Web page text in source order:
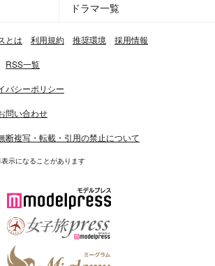
ドラマ一覧
とは 利用規約 推奨環境 採用情報
RSS一覧
バシーポリシー
問い合わせ
断複写・転載・引用の禁止について
示になることがあります